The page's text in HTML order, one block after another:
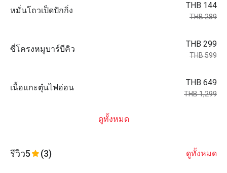
หมั่นโถวเป็ดปักกิ่ง
THB 144
THB 289
ซี่โครงหมูบาร์บีคิว
THB 299
THB 599
เนื้อแกะตุ๋นไฟอ่อน
THB 649
THB 1,299
ดูทั้งหมด
รีวิว5 (3) ดูทั้งหมด